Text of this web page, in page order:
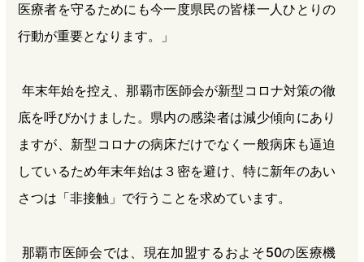
医療者を守るためにも今一度県民の皆様一人ひとりの
行動が重要となります。」
年末年始を控え、那覇市医師会が新型コロナ対策の徹
底を呼びかけました。県内の感染者は減少傾向にあり
ますが、新型コロナの病床だけでなく一般病床も逼迫
しているため年末年始は３密を避け、特に新年のあい
さつは「非接触」で行うことを求めています。
那覇市医師会では、現在加盟するおよそ50の医療機